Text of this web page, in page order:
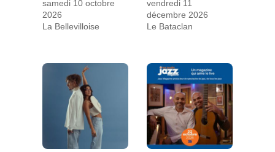
samedi 10 octobre
2026
La Bellevilloise
vendredi 11
décembre 2026
Le Bataclan